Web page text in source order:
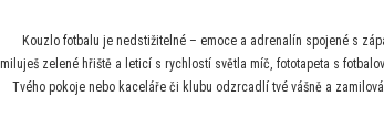
Kouzlo fotbalu je nedstižitelné – emoce a adrenalín spojené s
miluješ zelené hřiště a leticí s rychlostí světla míč, fototapeta s
Tvého pokoje nebo kaceláře či klubu odzrcadlí tvé vášně a